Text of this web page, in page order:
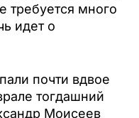
требуется много
идет о
почти вдвое
тогдашний
Моисеев